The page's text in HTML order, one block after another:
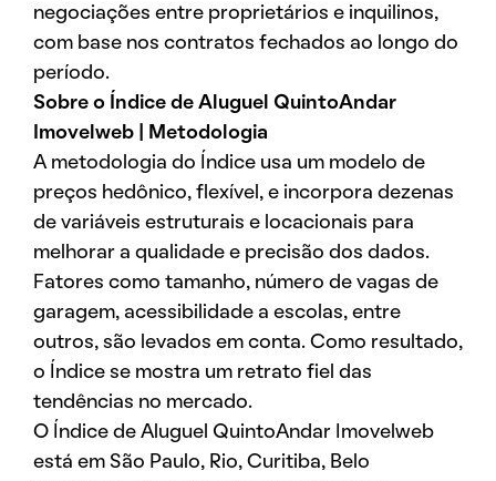
negociações entre proprietários e inquilinos,
com base nos contratos fechados ao longo do
período.
Sobre o Índice de Aluguel QuintoAndar
Imovelweb | Metodologia
A metodologia do Índice usa um modelo de
preços hedônico, flexível, e incorpora dezenas
de variáveis estruturais e locacionais para
melhorar a qualidade e precisão dos dados.
Fatores como tamanho, número de vagas de
garagem, acessibilidade a escolas, entre
outros, são levados em conta. Como resultado,
o Índice se mostra um retrato fiel das
tendências no mercado.
O Índice de Aluguel QuintoAndar Imovelweb
está em São Paulo, Rio, Curitiba, Belo